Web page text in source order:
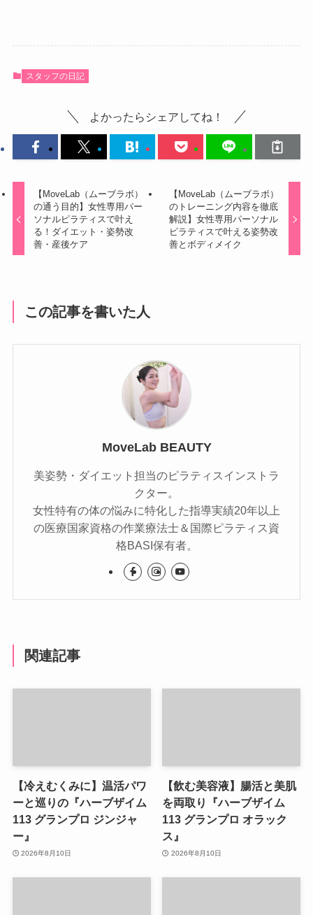
スタッフの日記
よかったらシェアしてね！
【MoveLab（ムーブラボ）
の通う目的】女性専用パー
ソナルピラティスで叶え
る！ダイエット・姿勢改
善・産後ケア
【MoveLab（ムーブラボ）
のトレーニング内容を徹底
解説】女性専用パーソナル
ピラティスで叶える姿勢改
善とボディメイク
この記事を書いた人
MoveLab BEAUTY
美姿勢・ダイエット担当のピラティスインストラ
クター。
女性特有の体の悩みに特化した指導実績20年以上
の医療国家資格の作業療法士＆国際ピラティス資
格BASI保有者。
関連記事
【冷えむくみに】温活パワ
ーと巡りの『ハーブザイム
113 グランプロ ジンジャ
ー』
2026年8月10日
【飲む美容液】腸活と美肌
を両取り『ハーブザイム
113 グランプロ オラック
ス』
2026年8月10日